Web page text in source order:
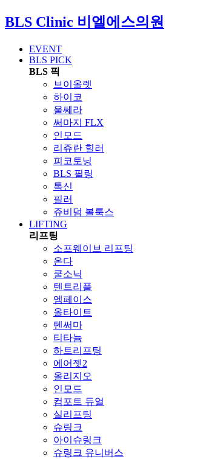
BLS Clinic 비엘에스의원
EVENT
BLS PICK
BLS 픽
브이올렛
하이코
울쎄라
써마지 FLX
인모드
리쥬란 힐러
피코토닝
BLS 필링
톡신
필러
쥬비덤 볼룩스
LIFTING
리프팅
소프웨이브 리프팅
온다
쿨소닉
텐트리플
엠페이스
올타이트
텐써마
티타늄
하트리프팅
에어젯2
올리지오
인모드
컴포트 듀얼
실리프팅
슈링크
아이슈링크
슈링크 유니버스